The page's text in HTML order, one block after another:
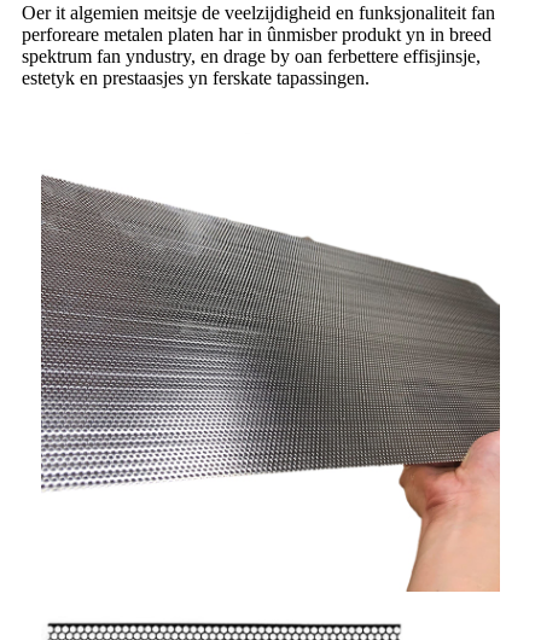
Oer it algemien meitsje de veelzijdigheid en funksjonaliteit fan
perforeare metalen platen har in ûnmisber produkt yn in breed
spektrum fan yndustry, en drage by oan ferbettere effisjinsje,
estetyk en prestaasjes yn ferskate tapassingen.